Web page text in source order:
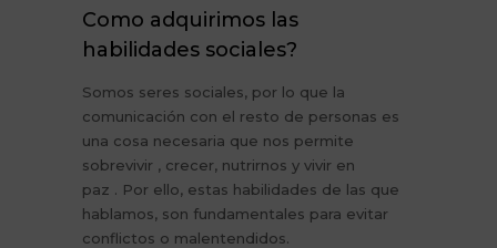
Como adquirimos las
habilidades sociales?
Somos seres sociales, por lo que la
comunicación con el resto de personas es
una cosa necesaria que nos permite
sobrevivir , crecer, nutrirnos y vivir en
paz . Por ello, estas habilidades de las que
hablamos, son fundamentales para evitar
conflictos o malentendidos.